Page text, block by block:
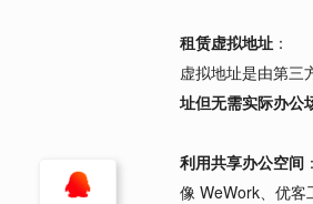
租赁虚拟地址 ：
虚拟地址是由第三
址但无需实际办公
利用共享办公空间 ：
像 WeWork、优客